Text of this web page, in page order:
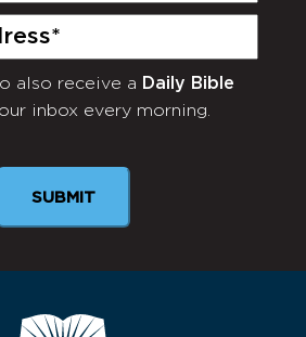
also receive a Daily Bible
inbox every morning.